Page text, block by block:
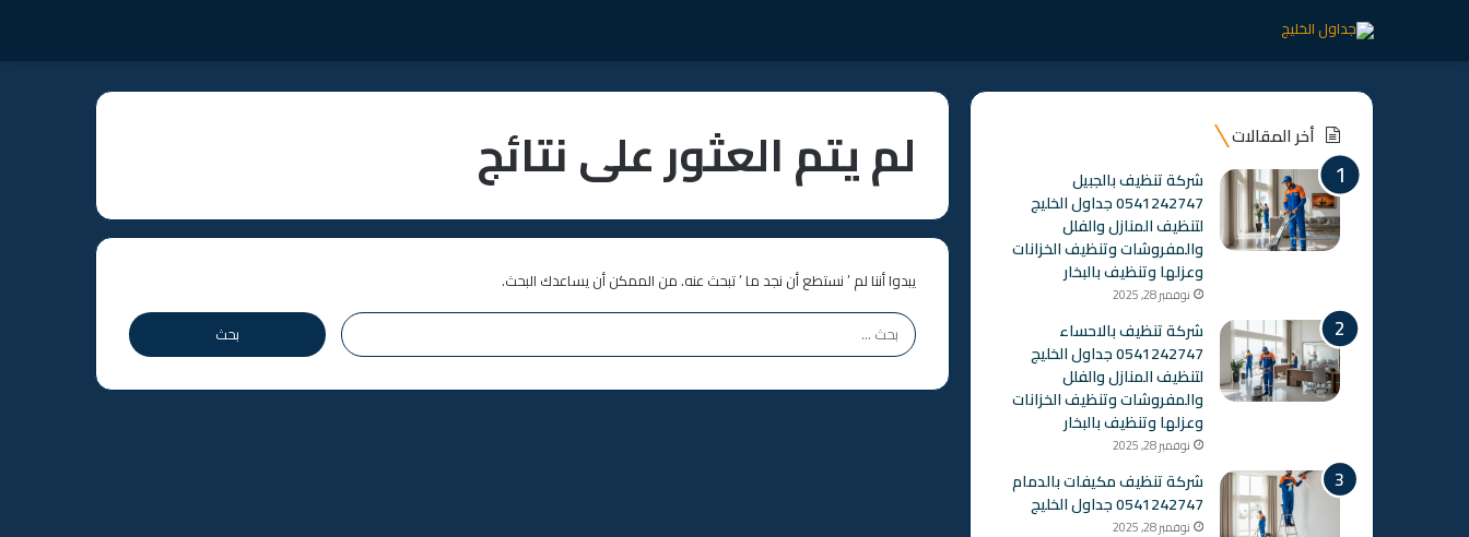
لم يتم العثور على نتائج
يبدوا أننا لم ’ نستطع أن نجد ما ’ تبحث عنه. من الممكن أن يساعدك البحث.
البحث
عن:
أخر المقالات
شركة تنظيف بالجبيل
0541242747 جداول الخليج
لتنظيف المنازل والفلل
والمفروشات وتنظيف الخزانات
وعزلها وتنظيف بالبخار
نوفمبر 28, 2025
شركة تنظيف بالاحساء
0541242747 جداول الخليج
لتنظيف المنازل والفلل
والمفروشات وتنظيف الخزانات
وعزلها وتنظيف بالبخار
نوفمبر 28, 2025
شركة تنظيف مكيفات بالدمام
0541242747 جداول الخليج
نوفمبر 28, 2025